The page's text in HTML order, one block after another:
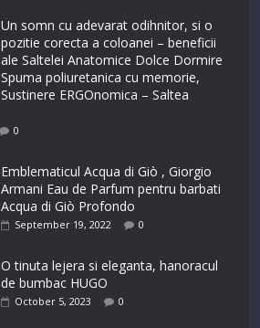
Un somn cu adevarat odihnitor, si o
pozitie corecta a coloanei – beneficii
ale Saltelei Anatomice Dolce Dormire
Spuma poliuretanica cu memorie,
Sustinere ERGOnomica – Saltea
0
Emblematicul Acqua di Giò , Giorgio
Armani Eau de Parfum pentru barbati
Acqua di Giò Profondo
September 19, 2022 0
O tinuta lejera si eleganta, hanoracul
de bumbac HUGO
October 5, 2023 0